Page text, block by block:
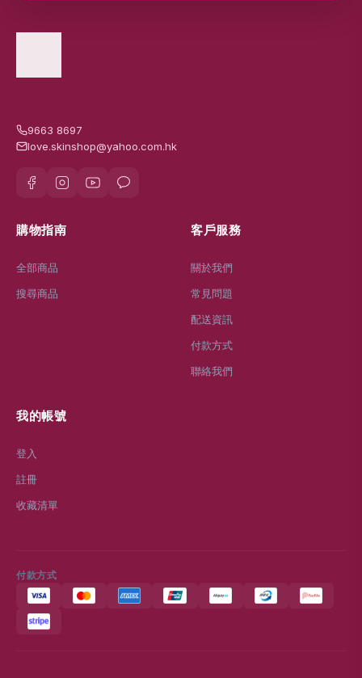
9663 8697
love.skinshop@yahoo.com.hk
全部商品
客戶服務
登入
註冊